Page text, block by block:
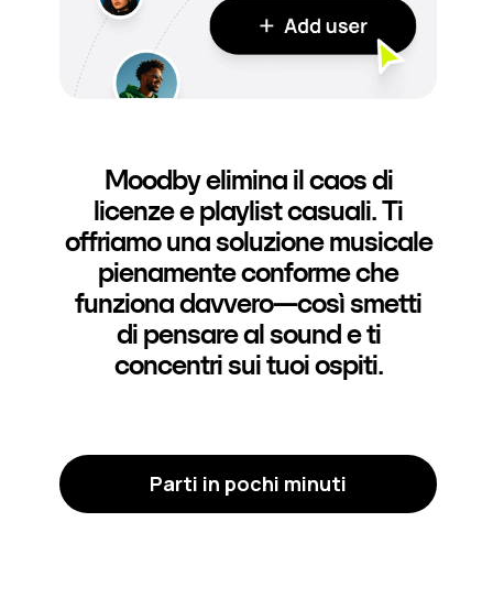
Moodby elimina il caos di
licenze e playlist casuali. Ti
offriamo una soluzione musicale
pienamente conforme che
funziona davvero—così smetti
di pensare al sound e ti
concentri sui tuoi ospiti.
Parti in pochi minuti